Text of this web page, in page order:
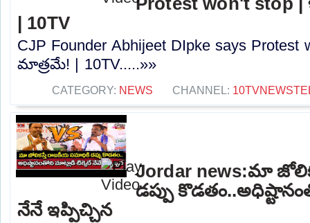
| 10TV
CJP Founder Abhijeet DIpke says
మాత్రమే! | 10TV.....»»
CATEGORY: NEWS CHANNEL:
Jordar news:మా
డప్పు
నేనే ఇప్పిచ్చిన